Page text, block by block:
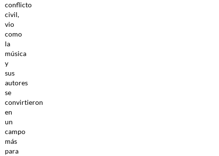
conflicto
civil,
vio
como
la
música
y
sus
autores
se
convirtieron
en
un
campo
más
para